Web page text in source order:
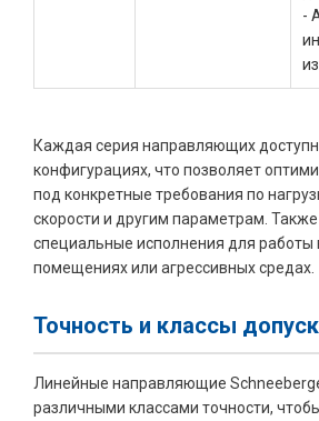
-
Каждая серия направляющих
конфигурациях, что позволяет
под конкретные требования по
скорости и другим параметрам.
специальные исполнения для работы
помещениях или агрессивных средах.
Точность и классы
Линейные направляющие
различными классами точности,